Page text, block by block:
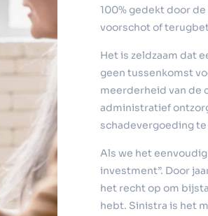
100% gedekt door
voorschot of
Het is zeldzaam dat
geen tussenkomst
meerderheid van de
administratief
schadevergoeding
Als we het
investment”. Door
het recht op om
hebt. Sinistra is het